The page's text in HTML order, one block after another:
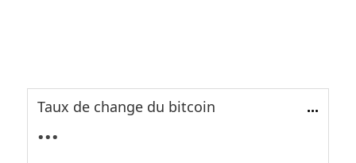
Taux de change du bitcoin ...
...